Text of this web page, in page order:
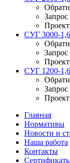
СУГ 3000-
СУГ 1200-
Главная
Нормативы
Новости и
Наша работа
Контакты